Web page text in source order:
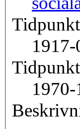
1970-